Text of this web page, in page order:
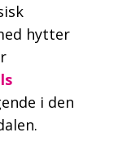
hytter
i den